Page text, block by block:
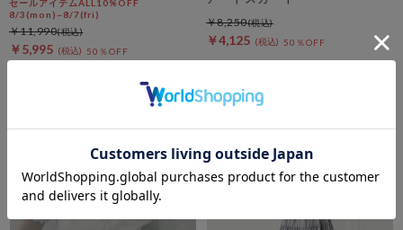
セールアイテムALL10%OFF
8/3(mon)~8/7(fri)
￥5,995 50％OFF
￥11,990
￥4,125 50％OFF
￥8,250